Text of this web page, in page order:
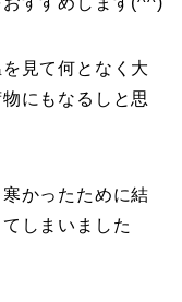
見て何となく大
にもなるしと思
かったために結
しまいました